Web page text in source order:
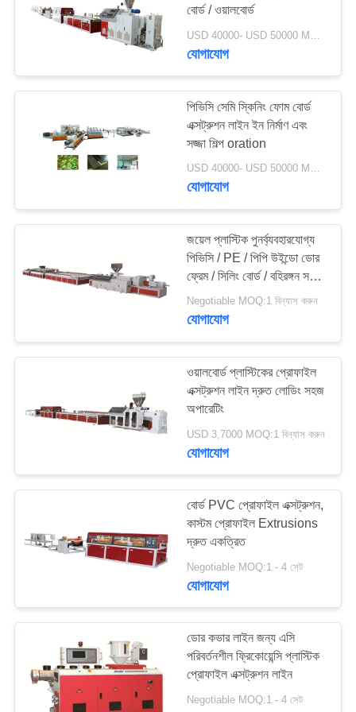
পত্রক এক্সট্রুশন লাইন
একক স্ক্রু এক্সট্রুডার
16
এক্সট্র্রুডার স্ক্রু এবং ব্যারেল
12
গাট্টা ছাঁচনির্মাণ মেশিন
বোর্ড / ওয়ালবোর্ড
USD 40000- USD 50000 MOQ:1 বিন্যাস করুন
যোগাযোগ
পিভিসি সেমি স্কিনিং ফোম বোর্ড
এক্সট্রুশন লাইন ইন নির্মাণ এবং
সজ্জা শিল্প oration
USD 40000- USD 50000 MOQ:1 বিন্যাস করুন
যোগাযোগ
জয়েল প্লাস্টিক পুনর্ব্যবহারযোগ্য
পিভিসি / PE / পিপি উইন্ডো ডোর
ফ্রেম / সিলিং বোর্ড / বহিরঙ্গন সজ্জা
পাইপ / প্রোফাইল এক্সট্রুশন মেকিং
Negotiable MOQ:1 বিন্যাস করুন
যোগাযোগ
ওয়ালবোর্ড প্লাস্টিকের প্রোফাইল
এক্সট্রুশন লাইন দ্রুত লোডিং সহজ
অপারেটিং
USD 3,7000 MOQ:1 বিন্যাস করুন
যোগাযোগ
বোর্ড PVC প্রোফাইল এক্সট্রুশন,
কাস্টম প্রোফাইল Extrusions
দ্রুত একত্রিত
Negotiable MOQ:1 - 4 সেট
যোগাযোগ
ডোর কভার লাইন জন্য এসি
পরিবর্তনশীল ফ্রিকোয়েন্সি প্লাস্টিক
প্রোফাইল এক্সট্রুশন লাইন
Negotiable MOQ:1 - 4 সেট